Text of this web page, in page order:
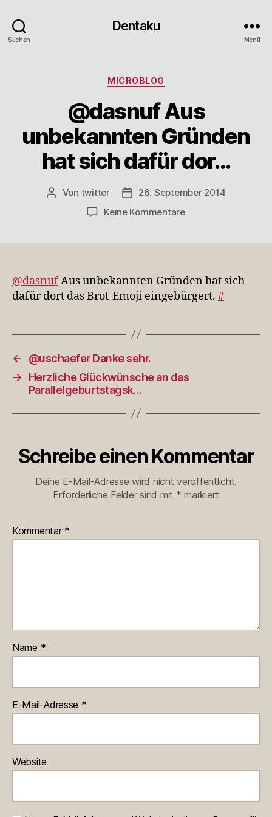
Suchen
Dentaku
Menü
Kategorien
MICROBLOG
@dasnuf Aus
unbekannten Gründen
hat sich dafür dor…
Beitragsautor
Von twitter Veröffentlichungsdatum
26. September 2014
Keine Kommentarezu
hat
sich
dafür
@dasnufAus unbekannten Gründen hat sich
dafür dort das Brot-Emoji eingebürgert. #
←
@uschaefer Danke sehr.
→
Herzliche Glückwünsche an das
Parallelgeburtstagsk…
Schreibe einen Kommentar
Deine E-Mail-Adresse wird nicht veröffentlicht.
Erforderliche Felder sind mit * markiert
Kommentar *
Name *
E-Mail-Adresse *
Website